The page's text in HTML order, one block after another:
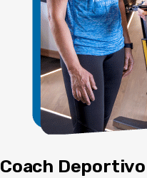
Coach Deportivo